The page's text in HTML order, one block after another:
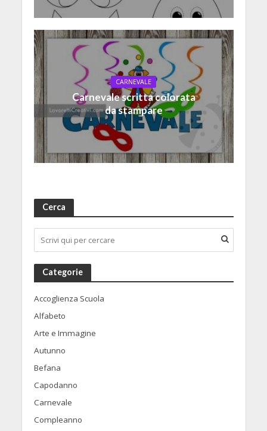
CARNEVALE
Carnevale scritta colorata
da stampare
Cerca
Categorie
Accoglienza Scuola
Alfabeto
Arte e Immagine
Autunno
Befana
Capodanno
Carnevale
Compleanno